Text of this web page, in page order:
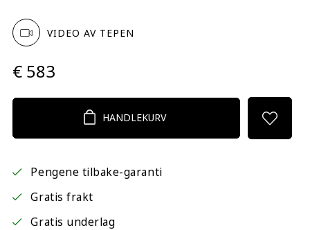
VIDEO AV TEPEN
€ 583
HANDLEKURV
Pengene tilbake-garanti
Gratis frakt
Gratis underlag